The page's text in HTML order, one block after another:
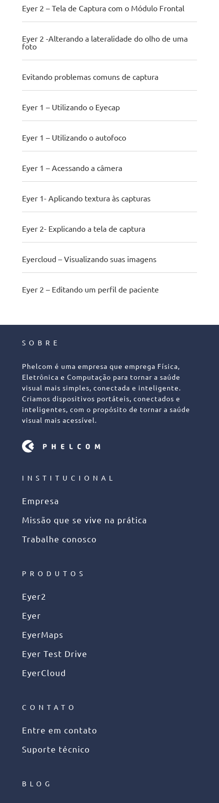
Eyer 2 – Tela de Captura com o Módulo Frontal
Eyer 2 -Alterando a lateralidade do olho de uma
foto
Evitando problemas comuns de captura
Eyer 1 – Utilizando o Eyecap
Eyer 1 – Utilizando o autofoco
Eyer 1 – Acessando a câmera
Eyer 1- Aplicando textura às capturas
Eyer 2- Explicando a tela de captura
Eyercloud – Visualizando suas imagens
Eyer 2 – Editando um perfil de paciente
SOBRE
Phelcom é uma empresa que emprega Física,
Eletrônica e Computação para tornar a saúde
visual mais simples, conectada e inteligente.
Criamos dispositivos portáteis, conectados e
inteligentes, com o propósito de tornar a saúde
visual mais acessível.
INSTITUCIONAL
Empresa
Missão que se vive na prática
Trabalhe conosco
PRODUTOS
Eyer2
Eyer
EyerMaps
Eyer Test Drive
EyerCloud
CONTATO
Entre em contato
Suporte técnico
BLOG